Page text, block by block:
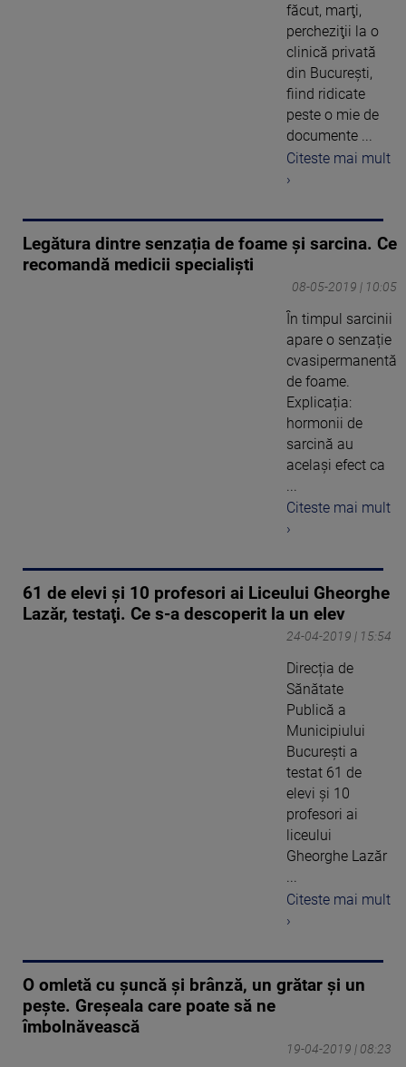
făcut, marţi,
percheziţii la o
clinică privată
din Bucureşti,
fiind ridicate
peste o mie de
documente ...
Citeste mai mult
›
Legătura dintre senzația de foame și sarcina. Ce
recomandă medicii specialiști
08-05-2019 | 10:05
În timpul sarcinii
apare o senzație
cvasipermanentă
de foame.
Explicația:
hormonii de
sarcină au
același efect ca
Citeste mai mult
›
61 de elevi și 10 profesori ai Liceului Gheorghe
Lazăr, testaţi. Ce s-a descoperit la un elev
24-04-2019 | 15:54
Direcția de
Sănătate
Publică a
Municipiului
București a
testat 61 de
elevi și 10
profesori ai
liceului
Gheorghe Lazăr
...
Citeste mai mult
›
O omletă cu şuncă şi brânză, un grătar şi un
peşte. Greşeala care poate să ne
îmbolnăvească
19-04-2019 | 08:23